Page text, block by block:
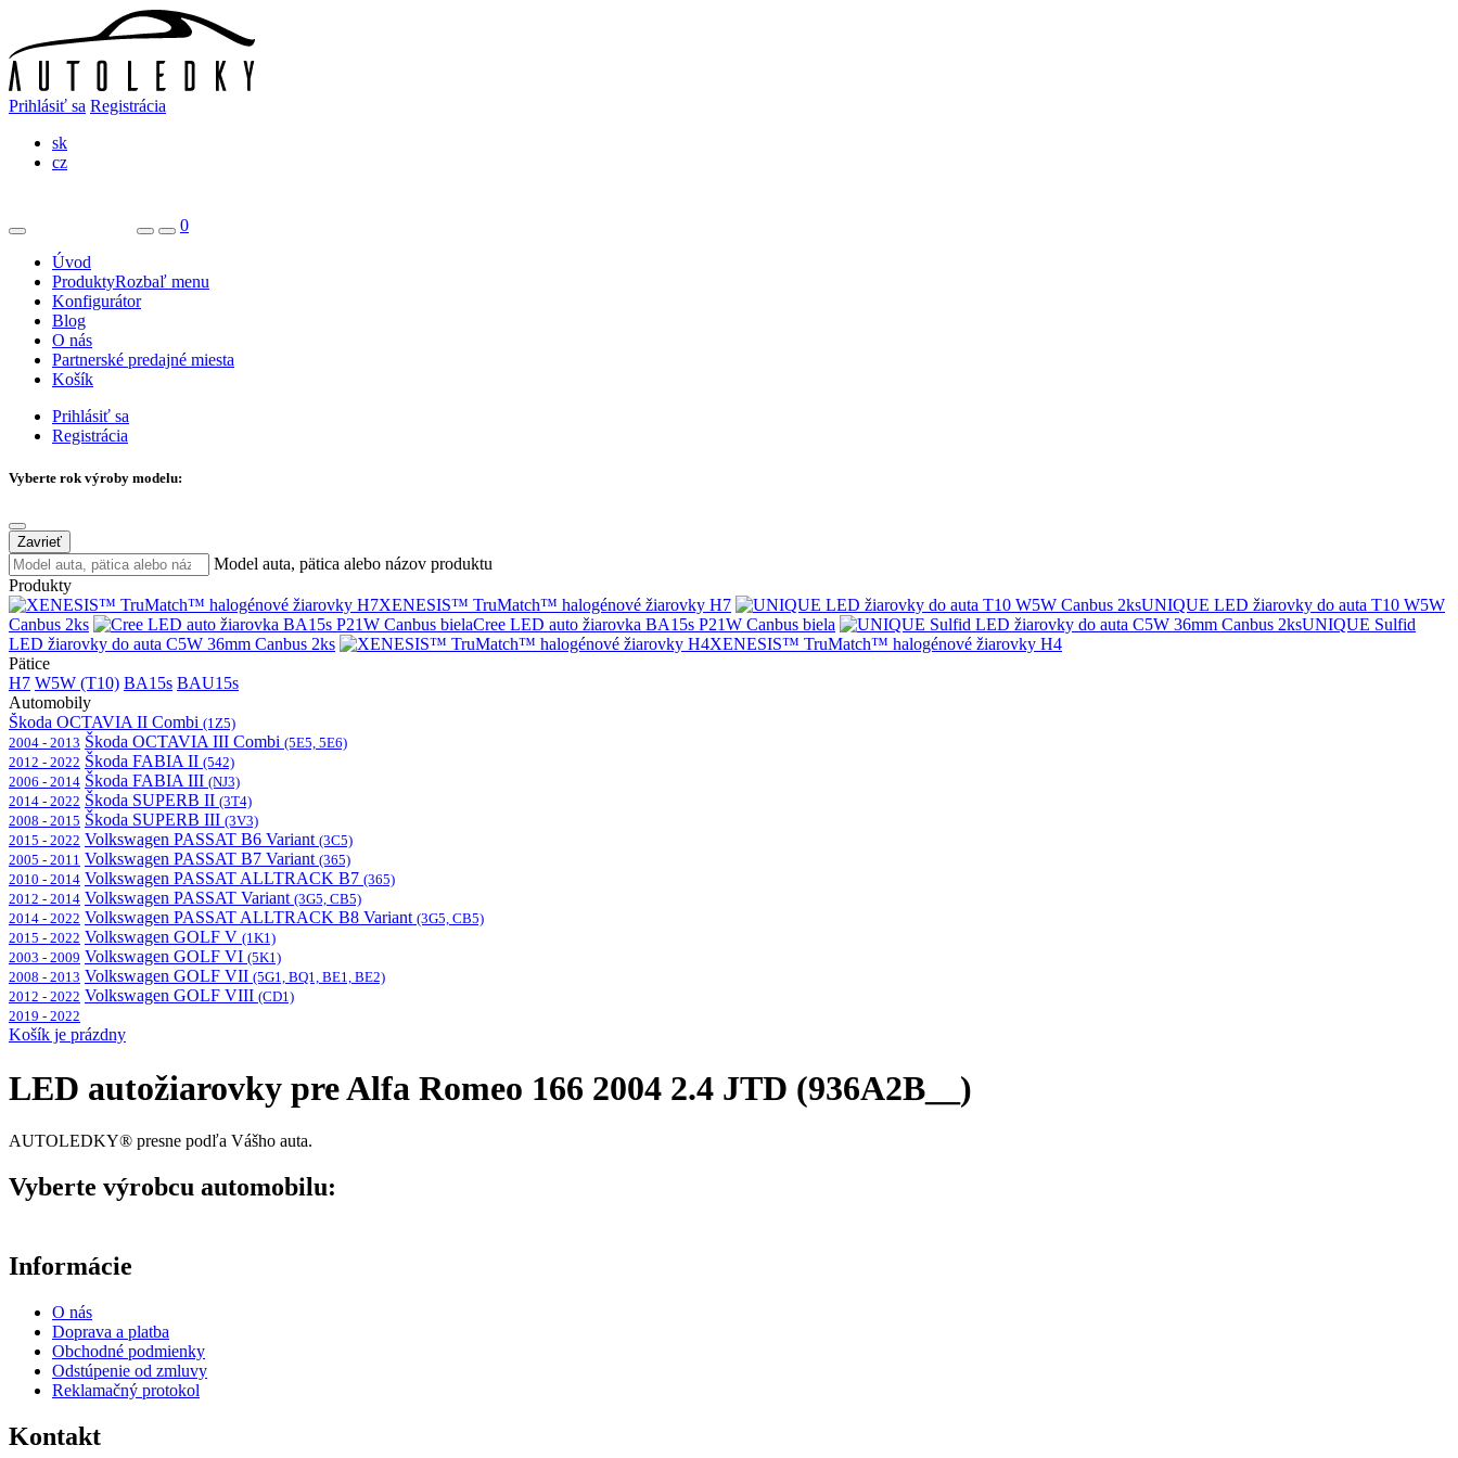
Prihlásiť sa Registrácia
sk
cz
0
Úvod
ProduktyRozbaľ menu
Konfigurátor
Blog
O nás
Partnerské predajné miesta
Košík
Prihlásiť sa
Registrácia
Vyberte rok výroby modelu:
Zavrieť
Model auta, pätica alebo názov produktu
Produkty
XENESIS™ TruMatch™ halogénové žiarovky H7
UNIQUE LED žiarovky do auta T10 W5W
Canbus 2ks
Cree LED auto žiarovka BA15s P21W Canbus biela
UNIQUE Sulfid
LED žiarovky do auta C5W 36mm Canbus 2ks
XENESIS™ TruMatch™ halogénové žiarovky H4
Pätice
H7 W5W (T10) BA15s BAU15s
Automobily
Škoda OCTAVIA II Combi (1Z5)
2004 - 2013 Škoda OCTAVIA III Combi (5E5, 5E6)
2012 - 2022 Škoda FABIA II (542)
2006 - 2014 Škoda FABIA III (NJ3)
2014 - 2022 Škoda SUPERB II (3T4)
2008 - 2015 Škoda SUPERB III (3V3)
2015 - 2022 Volkswagen PASSAT B6 Variant (3C5)
2005 - 2011 Volkswagen PASSAT B7 Variant (365)
2010 - 2014 Volkswagen PASSAT ALLTRACK B7 (365)
2012 - 2014 Volkswagen PASSAT Variant (3G5, CB5)
2014 - 2022 Volkswagen PASSAT ALLTRACK B8 Variant (3G5, CB5)
2015 - 2022 Volkswagen GOLF V (1K1)
2003 - 2009 Volkswagen GOLF VI (5K1)
2008 - 2013 Volkswagen GOLF VII (5G1, BQ1, BE1, BE2)
2012 - 2022 Volkswagen GOLF VIII (CD1)
2019 - 2022
Košík je prázdny
LED autožiarovky pre Alfa Romeo 166 2004 2.4 JTD (936A2B__)
AUTOLEDKY® presne podľa Vášho auta.
Vyberte výrobcu automobilu:
Informácie
O nás
Doprava a platba
Obchodné podmienky
Odstúpenie od zmluvy
Reklamačný protokol
Kontakt